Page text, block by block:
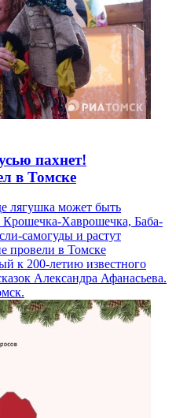
пахнет!
в Томске
лягушка может быть
Хаврошечка, Баба-
самогуды и растут
провели в Томске
к 200-летию известного
Александра Афанасьева.